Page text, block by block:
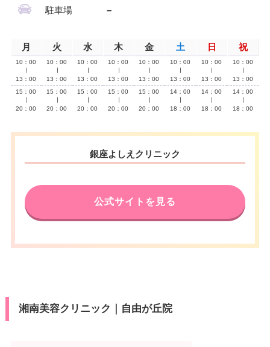
駐車場 –
月 火 水 木 金 土 日 祝
10：00
13：00
10：00
13：00
10：00
13：00
10：00
13：00
10：00
13：00
10：00
13：00
10：00
13：00
10：00
13：00
15：00
20：00
15：00
20：00
15：00
20：00
15：00
20：00
15：00
20：00
14：00
18：00
14：00
18：00
14：00
18：00
銀座よしえクリニック
公式サイトを見る
湘南美容クリニック｜自由が丘院